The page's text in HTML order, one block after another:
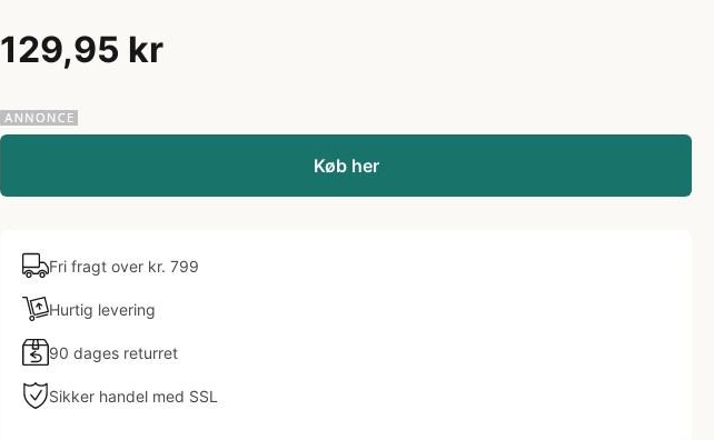
129,95 kr
Køb her
Fri fragt over kr. 799
Hurtig levering
90 dages returret
Sikker handel med SSL